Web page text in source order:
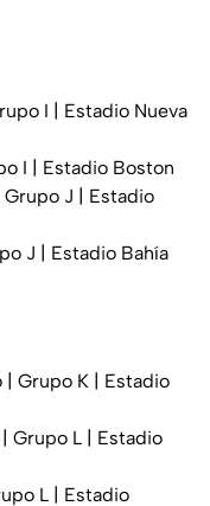
I | Estadio Nueva
I | Estadio Boston
J | Estadio
J | Estadio Bahía
| Grupo K | Estadio
Grupo L | Estadio
L | Estadio